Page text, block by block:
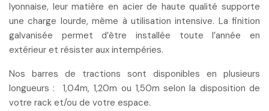
lyonnaise, leur matière en acier de haute qualité supporte
une charge lourde, même à utilisation intensive. La finition
galvanisée permet d’être installée toute l’année en
extérieur et résister aux intempéries.
Nos barres de tractions sont disponibles en plusieurs
longueurs : 1,04m, 1,20m ou 1,50m selon la disposition de
votre rack et/ou de votre espace.